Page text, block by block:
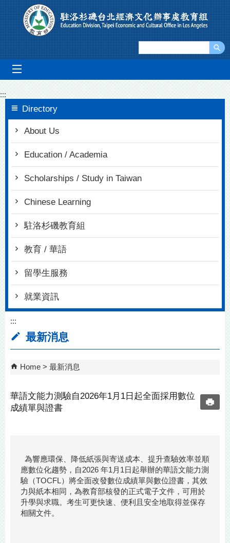
Go To Content
:::
Directory
About Us
Education / Academia
Scholarships / Study in Taiwan
Chinese Learning
駐洛杉磯教育組
教育 / 華語
留學生服務
就業資訊
:::
最新消息
Home 最新消息
華語文能力測驗自2026年1月1日起全面採用數位
成績單與證書
為響應環保、降低紙張與寄送成本、提升查驗效率並順
應數位化趨勢，自2026 年1月1日起舉辦的華語文能力測
驗（TOCFL）將全面改發數位成績單與數位證書，其效
力與紙本相同，為教育部核發的正式電子文件，可用於
升學與求職。考生可更快速、便利且安全地取得並保存
相關文件。